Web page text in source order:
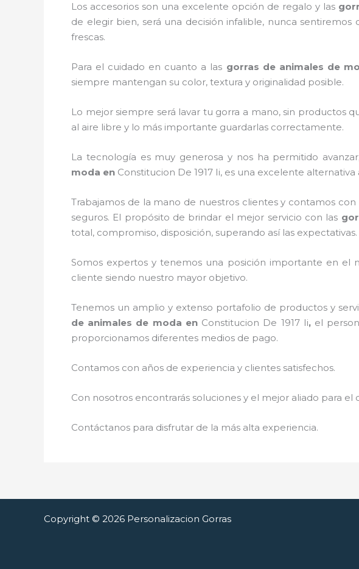
Los accesorios son una excelente opción de regalo y las
de elegir bien, será una decisión infalible, nunca
frescas.
Para el cuidado en cuanto a las gorras de animales de
siempre mantengan su color, textura y originalidad posible.
Lo mejor siempre será lavar tu gorra a mano, sin productos
al aire libre y lo más importante guardarlas correctamente.
La tecnología es muy generosa y nos ha permitido
moda en Constitucion De 1917 Ii, es una excelente
Trabajamos de la mano de nuestros clientes y contamos
seguros. El propósito de brindar el mejor servicio con las
total, compromiso, disposición, superando así las expectativas.
Somos expertos y tenemos una posición importante en el
cliente siendo nuestro mayor objetivo.
Tenemos un amplio y extenso portafolio de productos y
de animales de moda en Constitucion De 1917 Ii, el
proporcionamos diferentes medios de pago.
Contamos con años de experiencia y clientes satisfechos.
Con nosotros encontrarás soluciones y el mejor aliado para el
Contáctanos para disfrutar de la más alta experiencia.
Copyright © 2026 Personalizacion Gorras